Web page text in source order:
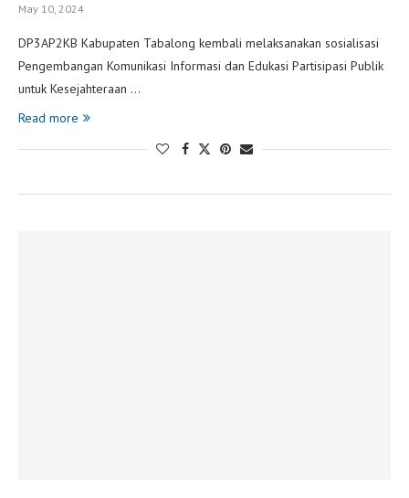
May 10, 2024
DP3AP2KB Kabupaten Tabalong kembali melaksanakan sosialisasi
Pengembangan Komunikasi Informasi dan Edukasi Partisipasi Publik
untuk Kesejahteraan …
Read more